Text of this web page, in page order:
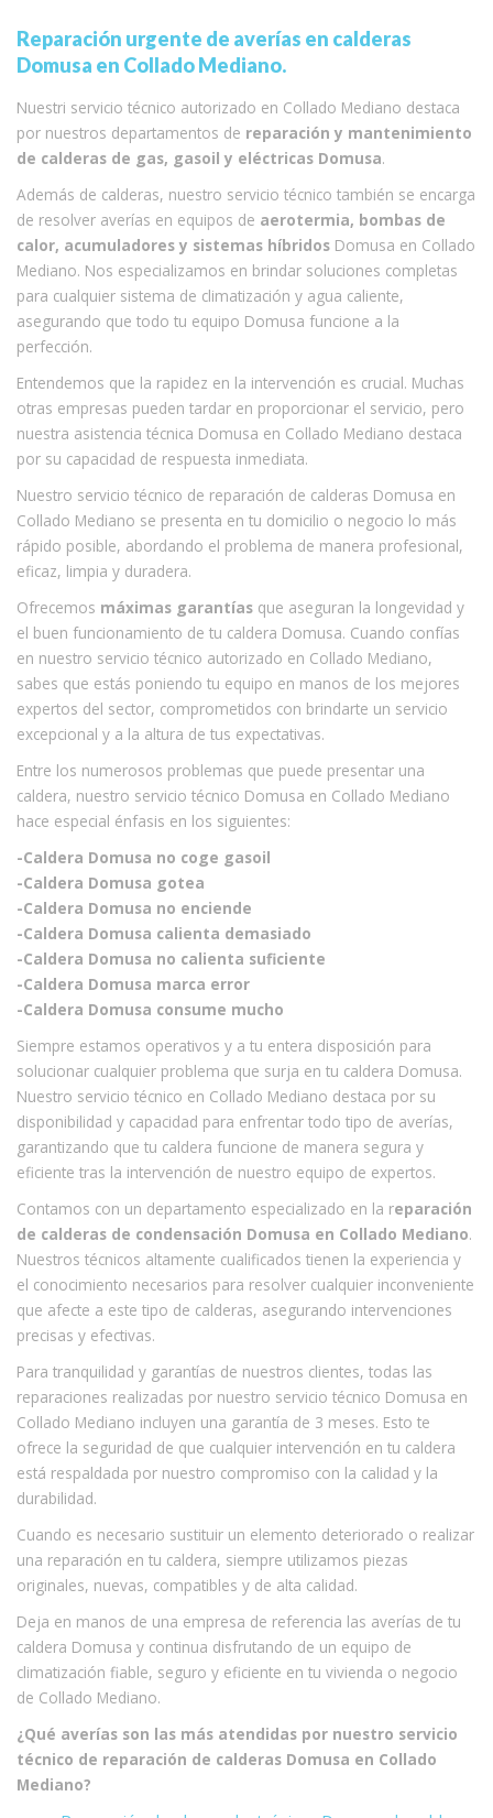
Reparación urgente de averías en calderas
Domusa en Collado Mediano.
Nuestri servicio técnico autorizado en Collado Mediano destaca
por nuestros departamentos de reparación y mantenimiento
de calderas de gas, gasoil y eléctricas Domusa.
Además de calderas, nuestro servicio técnico también se encarga
de resolver averías en equipos de aerotermia, bombas de
calor, acumuladores y sistemas híbridos Domusa en Collado
Mediano. Nos especializamos en brindar soluciones completas
para cualquier sistema de climatización y agua caliente,
asegurando que todo tu equipo Domusa funcione a la
perfección.
Entendemos que la rapidez en la intervención es crucial. Muchas
otras empresas pueden tardar en proporcionar el servicio, pero
nuestra asistencia técnica Domusa en Collado Mediano destaca
por su capacidad de respuesta inmediata.
Nuestro servicio técnico de reparación de calderas Domusa en
Collado Mediano se presenta en tu domicilio o negocio lo más
rápido posible, abordando el problema de manera profesional,
eficaz, limpia y duradera.
Ofrecemos máximas garantías que aseguran la longevidad y
el buen funcionamiento de tu caldera Domusa. Cuando confías
en nuestro servicio técnico autorizado en Collado Mediano,
sabes que estás poniendo tu equipo en manos de los mejores
expertos del sector, comprometidos con brindarte un servicio
excepcional y a la altura de tus expectativas.
Entre los numerosos problemas que puede presentar una
caldera, nuestro servicio técnico Domusa en Collado Mediano
hace especial énfasis en los siguientes:
-Caldera Domusa no coge gasoil
-Caldera Domusa gotea
-Caldera Domusa no enciende
-Caldera Domusa calienta demasiado
-Caldera Domusa no calienta suficiente
-Caldera Domusa marca error
-Caldera Domusa consume mucho
Siempre estamos operativos y a tu entera disposición para
solucionar cualquier problema que surja en tu caldera Domusa.
Nuestro servicio técnico en Collado Mediano destaca por su
disponibilidad y capacidad para enfrentar todo tipo de averías,
garantizando que tu caldera funcione de manera segura y
eficiente tras la intervención de nuestro equipo de expertos.
Contamos con un departamento especializado en la reparación
de calderas de condensación Domusa en Collado Mediano.
Nuestros técnicos altamente cualificados tienen la experiencia y
el conocimiento necesarios para resolver cualquier inconveniente
que afecte a este tipo de calderas, asegurando intervenciones
precisas y efectivas.
Para tranquilidad y garantías de nuestros clientes, todas las
reparaciones realizadas por nuestro servicio técnico Domusa en
Collado Mediano incluyen una garantía de 3 meses. Esto te
ofrece la seguridad de que cualquier intervención en tu caldera
está respaldada por nuestro compromiso con la calidad y la
durabilidad.
Cuando es necesario sustituir un elemento deteriorado o realizar
una reparación en tu caldera, siempre utilizamos piezas
originales, nuevas, compatibles y de alta calidad.
Deja en manos de una empresa de referencia las averías de tu
caldera Domusa y continua disfrutando de un equipo de
climatización fiable, seguro y eficiente en tu vivienda o negocio
de Collado Mediano.
¿Qué averías son las más atendidas por nuestro servicio
técnico de reparación de calderas Domusa en Collado
Mediano?